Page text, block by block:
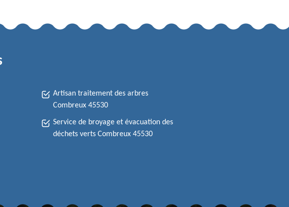
Artisan traitement des arbres
Combreux 45530
Service de broyage et évacuation des
déchets verts Combreux 45530